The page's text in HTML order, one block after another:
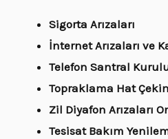
Sigorta Arızaları
İnternet Arızaları ve
Telefon Santral
Topraklama Hat
Zil Diyafon Arızaları
Tesisat Bakım